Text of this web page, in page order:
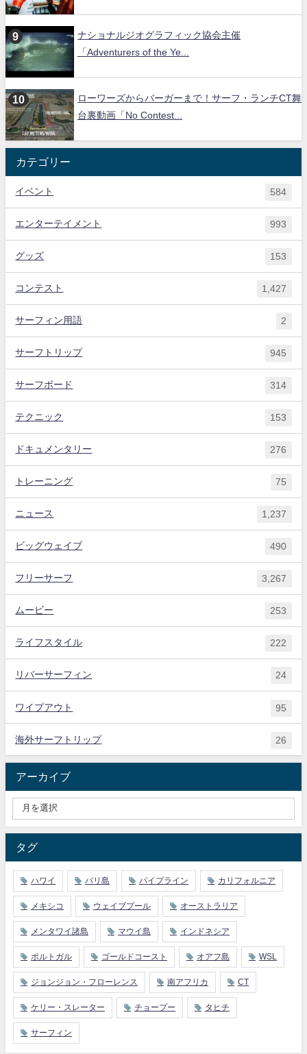
ナショナルジオグラフィック協会主催
「Adventurers of the Ye...
ローワーズからバーガーまで！サーフ・ランチCT舞
台裏動画「No Contest...
カテゴリー
イベント 584
エンターテイメント 993
グッズ 153
コンテスト 1,427
サーフィン用語 2
サーフトリップ 945
サーフボード 314
テクニック 153
ドキュメンタリー 276
トレーニング 75
ニュース 1,237
ビッグウェイブ 490
フリーサーフ 3,267
ムービー 253
ライフスタイル 222
リバーサーフィン 24
ワイプアウト 95
海外サーフトリップ 26
アーカイブ
タグ
ハワイ バリ島 パイプライン カリフォルニア
メキシコ ウェイブプール オーストラリア
メンタワイ諸島 マウイ島 インドネシア
ポルトガル ゴールドコースト オアフ島 WSL
ジョンジョン・フローレンス 南アフリカ CT
ケリー・スレーター チョープー タヒチ
サーフィン